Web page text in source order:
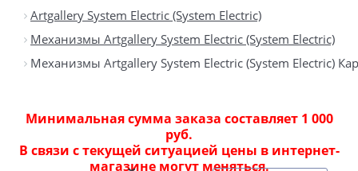
Artgallery System Electric (System Electric)
Механизмы Artgallery System Electric (System Electric)
Механизмы Artgallery System Electric (System Electric)
Минимальная сумма заказа составляет 1 000
руб.
В связи с текущей ситуацией цены в интернет-
магазине могут меняться.